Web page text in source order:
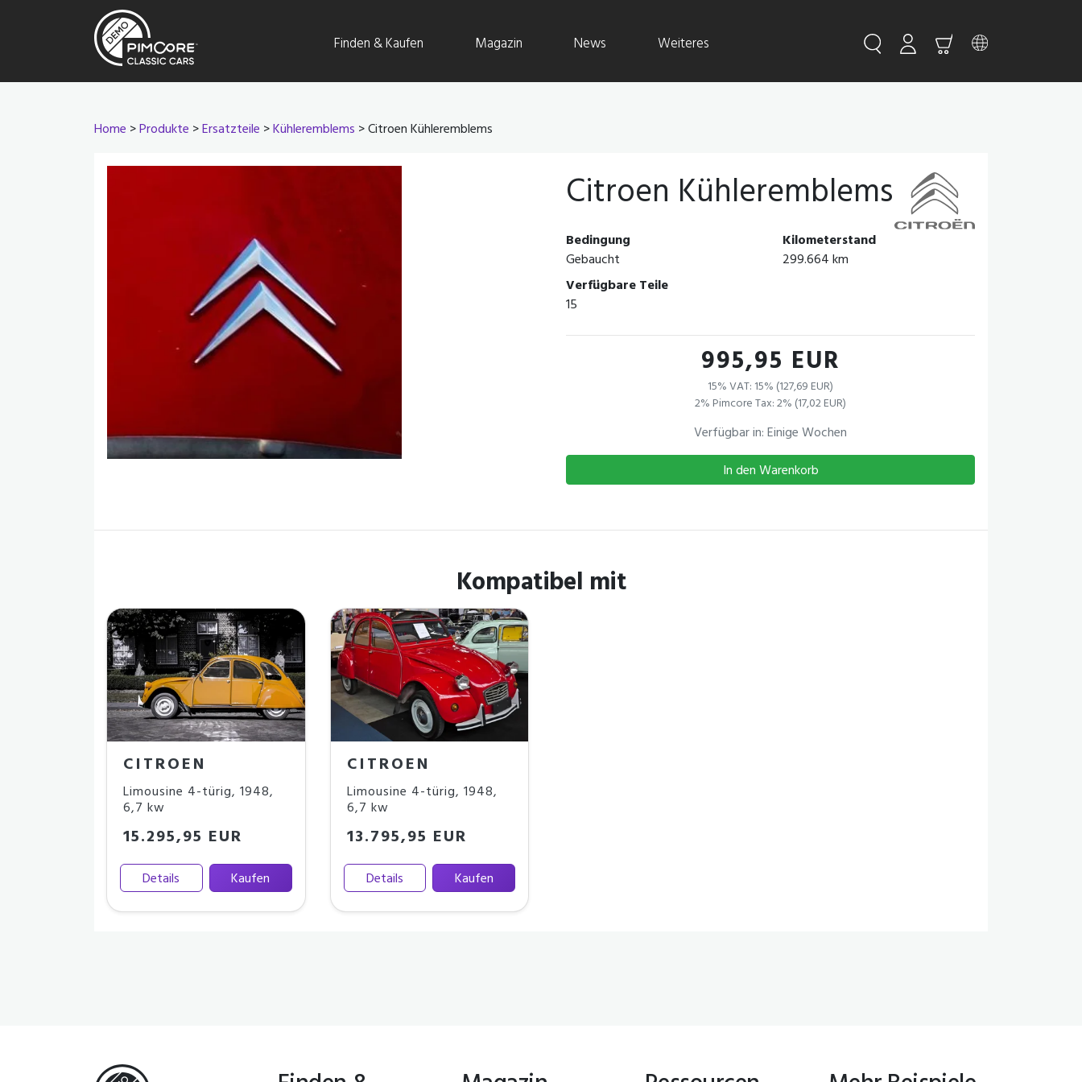
Finden & Kaufen Magazin News Weiteres
Home >Produkte >Ersatzteile >Kühleremblems > Citroen Kühleremblems
Citroen Kühleremblems
Bedingung
Gebaucht
Kilometerstand
299.664 km
Verfügbare Teile
15
995,95 EUR
15% VAT: 15% (127,69 EUR)
2% Pimcore Tax: 2% (17,02 EUR)
Verfügbar in: Einige Wochen
In den Warenkorb
Kompatibel mit
CITROEN
Limousine 4-türig, 1948,
6,7 kw
15.295,95 EUR
Details Kaufen
CITROEN
Limousine 4-türig, 1948,
6,7 kw
13.795,95 EUR
Details Kaufen